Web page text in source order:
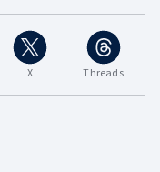
X Threads